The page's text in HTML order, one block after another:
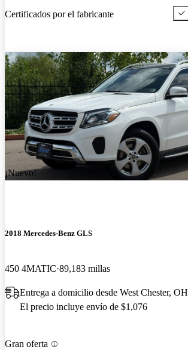
Certificados por el fabricante
¡Nuevo!
2018 Mercedes-Benz GLS
450 4MATIC 89,183 millas
Entrega a domicilio desde West Chester, OH
El precio incluye envío de $1,076
Gran oferta